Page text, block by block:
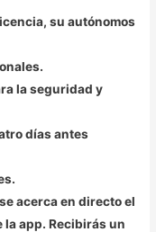
su autónomos
la seguridad y
días antes
acerca en directo el
la app. Recibirás un